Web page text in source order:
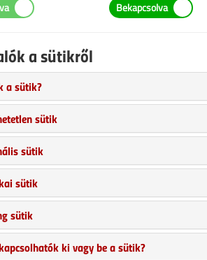
az épületgépész szakmából
online | 993 |
a sütikről
a sütik?
sütik
sütik
sütik
sütik
ki vagy be a sütik?